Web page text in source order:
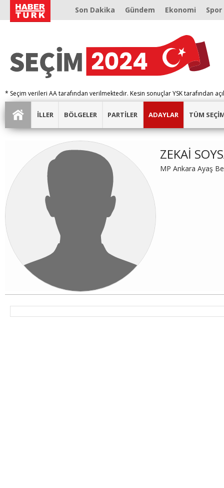
Son Dakika Gündem Ekonomi Spor
* Seçim verileri AA tarafından verilmektedir. Kesin sonuçlar YSK tarafından
İLLER BÖLGELER PARTİLER ADAYLAR TÜM
ZEKAİ
MP Ankara Ayaş